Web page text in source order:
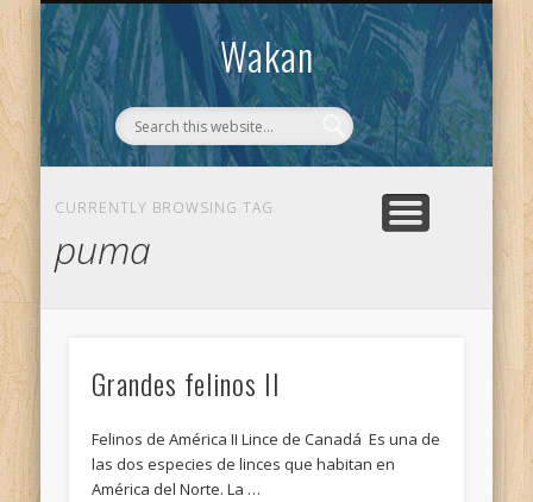
Wakan
WAKAN
CONTACTO
CURRENTLY BROWSING TAG
puma
Grandes felinos II
Felinos de América II Lince de Canadá Es una de
las dos especies de linces que habitan en
América del Norte. La …